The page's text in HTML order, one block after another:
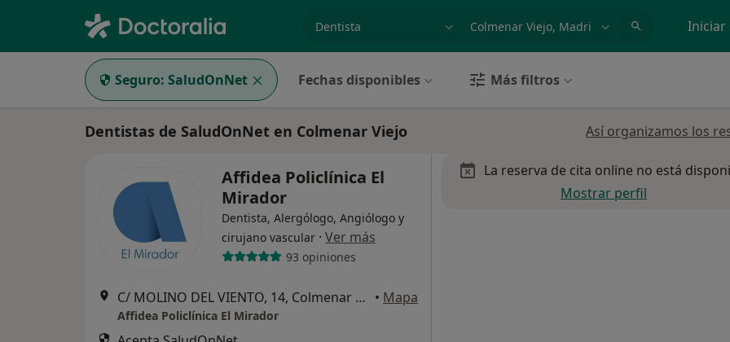
Iniciar
Seguro: SaludOnNet Fechas disponibles Más filtros
Dentistas de SaludOnNet en Colmenar Viejo Así organizamos los
Affidea Policlínica El
Mirador
Dentista, Alergólogo, Angiólogo y
cirujano vascular · Ver más
93 opiniones
C/ MOLINO DEL VIENTO, 14, Colmenar Viejo • Mapa
Affidea Policlínica El Mirador
La reserva de cita online no está
Mostrar perfil